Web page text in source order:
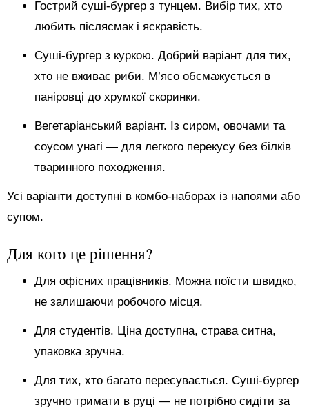
Гострий суші-бургер з тунцем. Вибір тих, хто
любить післясмак і яскравість.
Суші-бургер з куркою. Добрий варіант для тих,
хто не вживає риби. М’ясо обсмажується в
паніровці до хрумкої скоринки.
Вегетаріанський варіант. Із сиром, овочами та
соусом унагі — для легкого перекусу без білків
тваринного походження.
Усі варіанти доступні в комбо-наборах із напоями або
супом.
Для кого це рішення?
Для офісних працівників. Можна поїсти швидко,
не залишаючи робочого місця.
Для студентів. Ціна доступна, страва ситна,
упаковка зручна.
Для тих, хто багато пересувається. Суші-бургер
зручно тримати в руці — не потрібно сидіти за